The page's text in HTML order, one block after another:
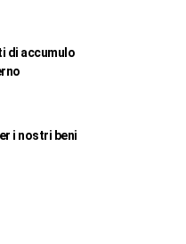
di accumulo
i nostri beni